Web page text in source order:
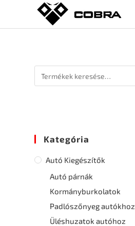
Kategória
Autó Kiegészítők
Autó párnák
Kormányburkolatok
Padlószőnyeg autókhoz
Üléshuzatok autóhoz